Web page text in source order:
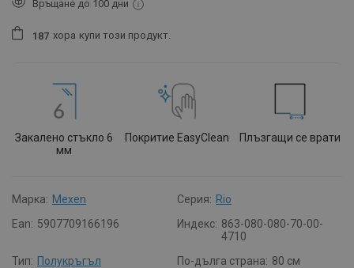
Връщане до 100 дни
1 87 хора купи този продукт.
Закалено стъкло 6
мм
Покритие EasyClean Плъзгащи се врати
Марка: Mexen Серия: Rio
Ean: 5907709166196 Индекс: 863-080-080-70-00-
4710
Тип: Полукръгъл По-дълга страна: 80 см